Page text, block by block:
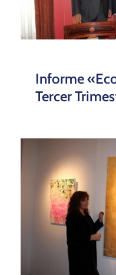
Informe
Tercer